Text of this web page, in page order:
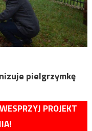
pielgrzymkę
PROJEKT